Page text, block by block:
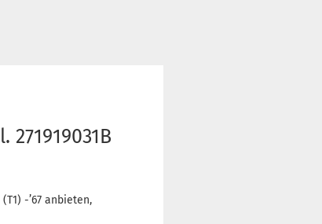
271919031B
-’67 anbieten,